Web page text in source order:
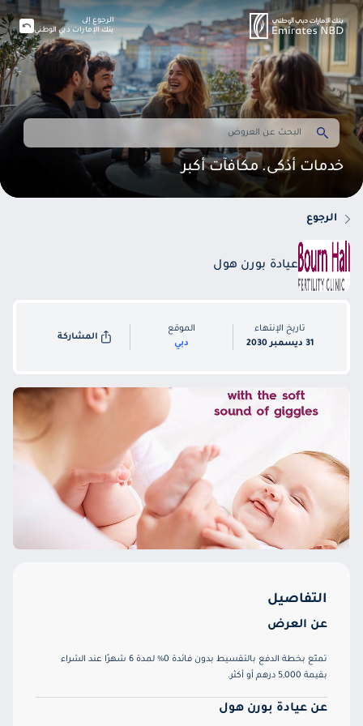
خدمات أذكى. مكافآت أكبر
الرجوع إلى
بنك الإمارات دبي الوطني
الرجوع
عيادة بورن هول
تاريخ الإنتهاء
31 ديسمبر 2030
الموقع
دبي
المشاركة
التفاصيل
عن العرض
تمتّع بخطة الدفع بالتقسيط بدون فائدة 0% لمدة 6 شهرًا عند الشراء
بقيمة 5,000 درهم أو أكثر.
عن عيادة بورن هول